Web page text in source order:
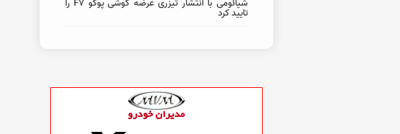
تایید کرد